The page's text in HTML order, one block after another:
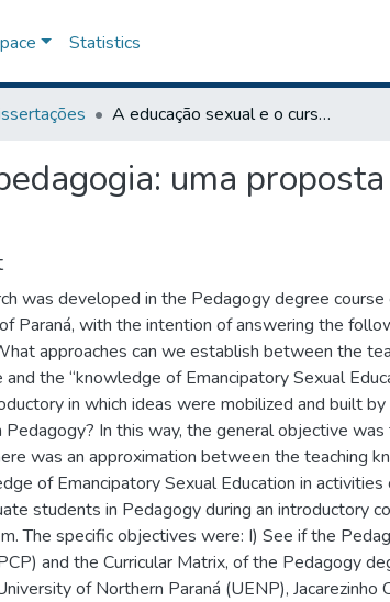
Statistics
A educação sexual e o curso de pedagogia: uma proposta introdutória para licenciados e licenciadas.
uma
was developed in the Pedagogy degree
Paraná, with the intention of answering the
approaches can we establish between the
the “knowledge of Emancipatory Sexual
in which ideas were mobilized and built
Pedagogy? In this way, the general objective
was an approximation between the teaching
of Emancipatory Sexual Education in activities
students in Pedagogy during an introductory
The specific objectives were: I) See if the
and the Curricular Matrix, of the Pedagogy
of Northern Paraná (UENP), Jacarezinho